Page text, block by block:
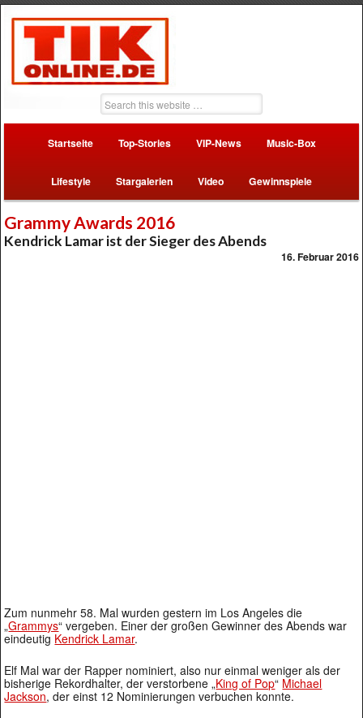
Startseite Top-Stories VIP-News Music-Box
Lifestyle Stargalerien Video Gewinnspiele
Grammy Awards 2016
Kendrick Lamar ist der Sieger des Abends
16. Februar 2016
Zum nunmehr 58. Mal wurden gestern im Los Angeles die
„Grammys“ vergeben. Einer der großen Gewinner des Abends war
eindeutig Kendrick Lamar.
Elf Mal war der Rapper nominiert, also nur einmal weniger als der
bisherige Rekordhalter, der verstorbene „King of Pop“ Michael
Jackson, der einst 12 Nominierungen verbuchen konnte.